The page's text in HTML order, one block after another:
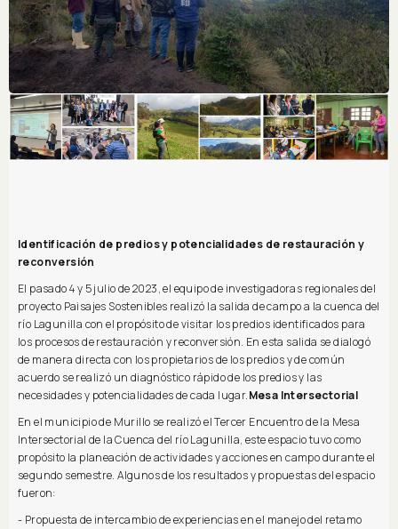
Identificación de predios y potencialidades de restauración y
reconversión
El pasado 4 y 5 julio de 2023, el equipo de investigadoras regionales del
proyecto Paisajes Sostenibles realizó la salida de campo a la cuenca del
río Lagunilla con el propósito de visitar los predios identificados para
los procesos de restauración y reconversión. En esta salida se dialogó
de manera directa con los propietarios de los predios y de común
acuerdo se realizó un diagnóstico rápido de los predios y las
necesidades y potencialidades de cada lugar.Mesa Intersectorial
En el municipio de Murillo se realizó el Tercer Encuentro de la Mesa
Intersectorial de la Cuenca del río Lagunilla, este espacio tuvo como
propósito la planeación de actividades y acciones en campo durante el
segundo semestre. Algunos de los resultados y propuestas del espacio
fueron:
- Propuesta de intercambio de experiencias en el manejo del retamo